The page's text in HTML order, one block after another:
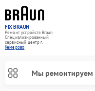
FIX-BRAUN
Ремонт устройств Braun
Специализированный
cервисный центр г.
Кемерово
Мы ремонтируем